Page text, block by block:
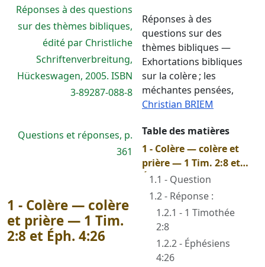
Réponses à des questions
sur des thèmes bibliques,
édité par Christliche
Schriftenverbreitung,
Hückeswagen, 2005. ISBN
3-89287-088-8
Questions et réponses, p.
361
1 - Colère — colère
et prière — 1 Tim.
2:8 et Éph. 4:26
Réponses à des
questions sur des
thèmes bibliques —
Exhortations bibliques
sur la colère ; les
méchantes pensées,
Christian BRIEM
Table des matières
1 - Colère — colère et
prière — 1 Tim. 2:8 et
Éph. 4:26
1.1 - Question
1.2 - Réponse :
1.2.1 - 1 Timothée
2:8
1.2.2 - Éphésiens
4:26